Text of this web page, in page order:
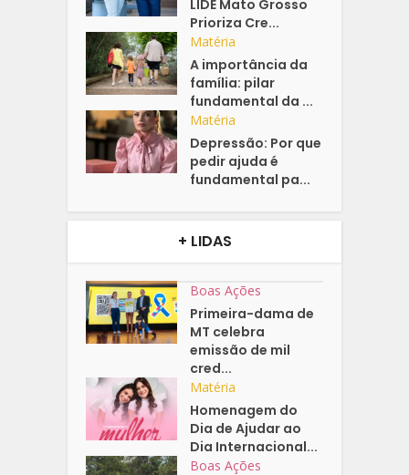
LIDE Mato Grosso
Prioriza Cre...
Matéria
A importância da
família: pilar
fundamental da ...
Matéria
Depressão: Por que
pedir ajuda é
fundamental pa...
+ LIDAS
Boas Ações
Primeira-dama de
MT celebra
emissão de mil
cred...
Matéria
Homenagem do
Dia de Ajudar ao
Dia Internacional...
Boas Ações